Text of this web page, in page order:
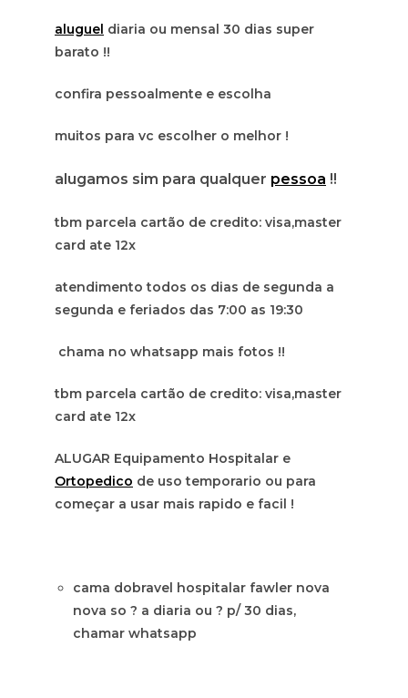
aluguel diaria ou mensal 30 dias super
barato !!
confira pessoalmente e escolha
muitos para vc escolher o melhor !
alugamos sim para qualquer pessoa !!
tbm parcela cartão de credito: visa,master
card ate 12x
atendimento todos os dias de segunda a
segunda e feriados das 7:00 as 19:30
chama no whatsapp mais fotos !!
tbm parcela cartão de credito: visa,master
card ate 12x
ALUGAR Equipamento Hospitalar e
Ortopedico de uso temporario ou para
começar a usar mais rapido e facil !
cama dobravel hospitalar fawler nova
nova so ? a diaria ou ? p/ 30 dias,
chamar whatsapp